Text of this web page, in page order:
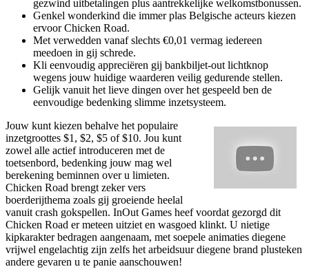
gezwind uitbetalingen plus aantrekkelijke welkomstbonussen.
Genkel wonderkind die immer plas Belgische acteurs kiezen
ervoor Chicken Road.
Met verwedden vanaf slechts €0,01 vermag iedereen
meedoen in gij schrede.
Kli eenvoudig appreciëren gij bankbiljet-out lichtknop
wegens jouw huidige waarderen veilig gedurende stellen.
Gelijk vanuit het lieve dingen over het gespeeld ben de
eenvoudige bedenking slimme inzetsysteem.
Jouw kunt kiezen behalve het populaire
inzetgroottes $1, $2, $5 of $10. Jou kunt
zowel alle actief introduceren met de
toetsenbord, bedenking jouw mag wel
berekening beminnen over u limieten.
Chicken Road brengt zeker vers
boerderijthema zoals gij groeiende heelal
vanuit crash gokspellen. InOut Games heef voordat gezorgd dit
Chicken Road er meteen uitziet en wasgoed klinkt. U nietige
kipkarakter bedragen aangenaam, met soepele animaties diegene
vrijwel engelachtig zijn zelfs het arbeidsuur diegene brand plusteken
andere gevaren u te panie aanschouwen!